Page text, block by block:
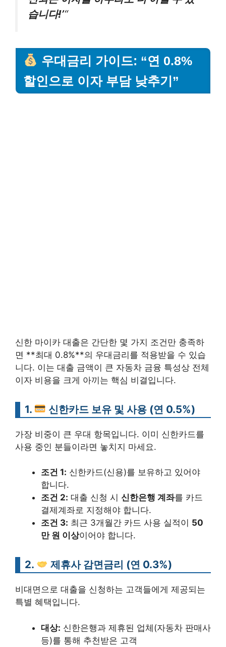
습니다!’“
우대금리 가이드: “연 0.8%
할인으로 이자 부담 낮추기”
신한 마이카 대출은 간단한 몇 가지 조건만 충족하
면 **최대 0.8%**의 우대금리를 적용받을 수 있습
니다. 이는 대출 금액이 큰 자동차 금융 특성상 전체
이자 비용을 크게 아끼는 핵심 비결입니다.
1. 신한카드 보유 및 사용 (연 0.5%)
가장 비중이 큰 우대 항목입니다. 이미 신한카드를
사용 중인 분들이라면 놓치지 마세요.
조건 1: 신한카드(신용)를 보유하고 있어야
합니다.
조건 2: 대출 신청 시 신한은행 계좌를 카드
결제계좌로 지정해야 합니다.
조건 3: 최근 3개월간 카드 사용 실적이 50
만 원 이상이어야 합니다.
2. 제휴사 감면금리 (연 0.3%)
비대면으로 대출을 신청하는 고객들에게 제공되는
특별 혜택입니다.
대상: 신한은행과 제휴된 업체(자동차 판매사
등)를 통해 추천받은 고객